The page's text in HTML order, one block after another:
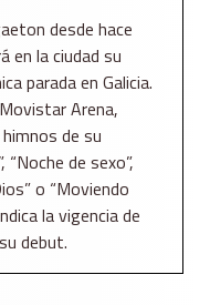
desde hace
en la ciudad su
parada en Galicia.
Arena,
de su
de sexo”,
o “Moviendo
la vigencia de
debut.